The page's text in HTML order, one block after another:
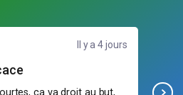
Il y a 4 jours
ça va droit au but,
Ça